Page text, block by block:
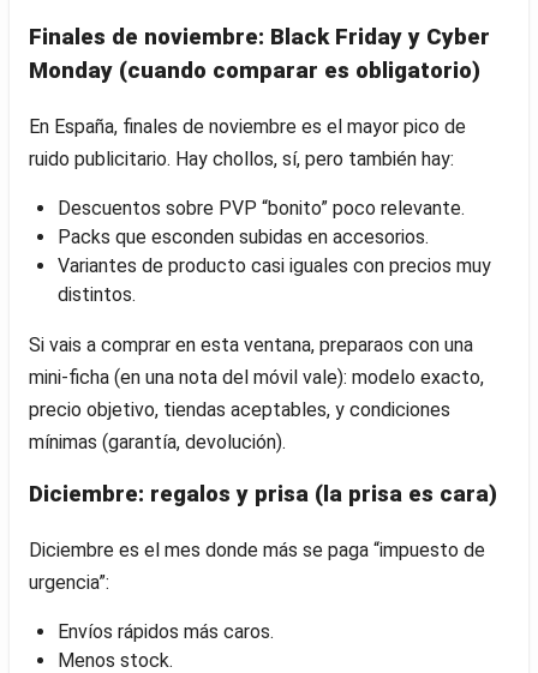
Finales de noviembre: Black Friday y Cyber
Monday (cuando comparar es obligatorio)
En España, finales de noviembre es el mayor pico de
ruido publicitario. Hay chollos, sí, pero también hay:
Descuentos sobre PVP “bonito” poco relevante.
Packs que esconden subidas en accesorios.
Variantes de producto casi iguales con precios muy
distintos.
Si vais a comprar en esta ventana, preparaos con una
mini-ficha (en una nota del móvil vale): modelo exacto,
precio objetivo, tiendas aceptables, y condiciones
mínimas (garantía, devolución).
Diciembre: regalos y prisa (la prisa es cara)
Diciembre es el mes donde más se paga “impuesto de
urgencia”:
Envíos rápidos más caros.
Menos stock.